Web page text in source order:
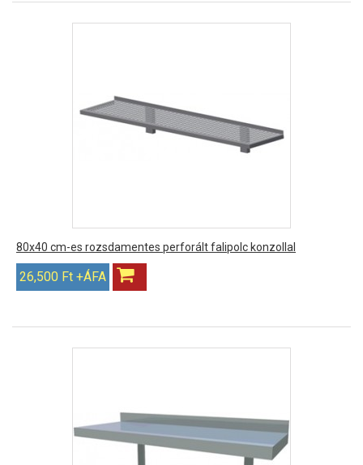
80x40 cm-es rozsdamentes perforált falipolc konzollal
26,500 Ft +ÁFA